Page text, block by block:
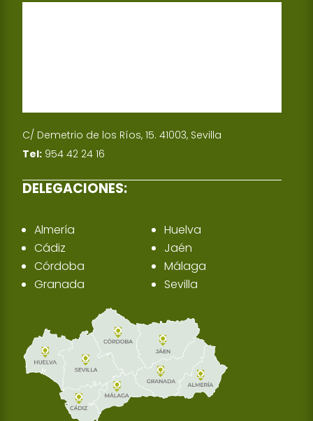
C/ Demetrio de los Ríos, 15. 41003, Sevilla
Tel: 954 42 24 16
DELEGACIONES:
Almería
Cádiz
Córdoba
Granada
Huelva
Jaén
Málaga
Sevilla